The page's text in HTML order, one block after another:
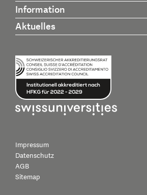
Information
Aktuelles
Impressum
Datenschutz
AGB
Sitemap